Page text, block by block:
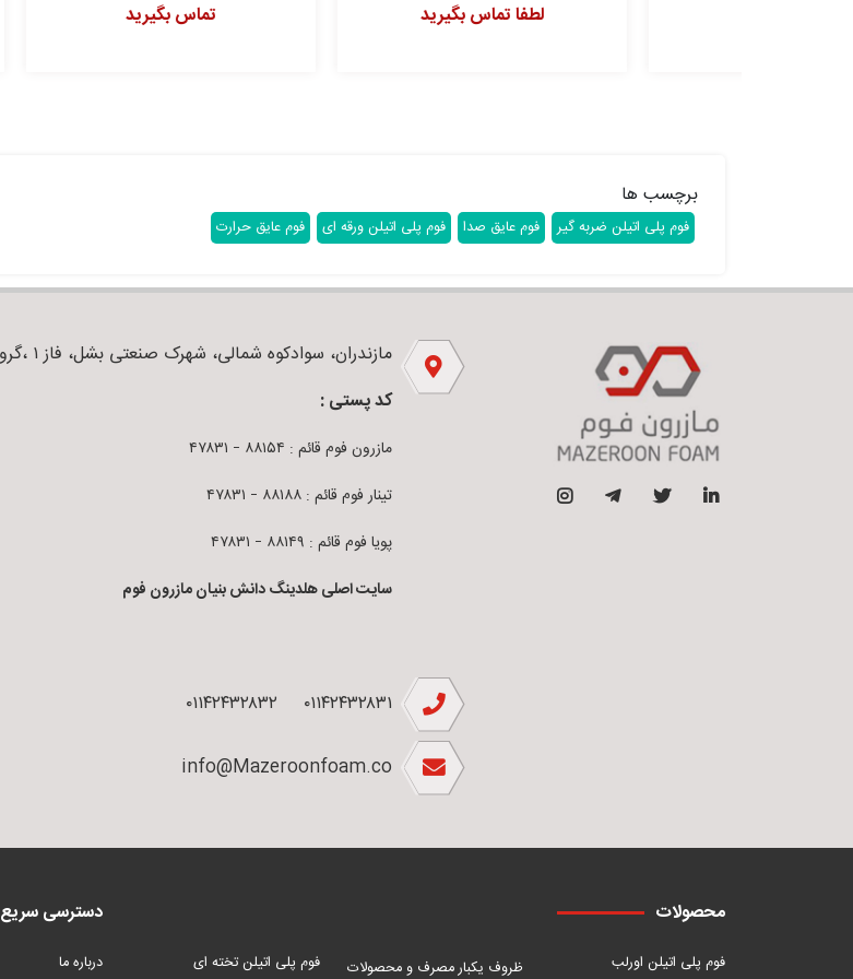
لطفا تماس بگیرید
برچسب ها
فوم پلی اتیلن ضربه گیر فوم عایق صدا فوم پلی اتیلن ورقه ای فوم عایق حرارت
مازندران، سوادکوه شمالی، شهرک صنعتی بشل، فاز ۱ ،گروه صنعتی مازرون فوم
کد پستی :
مازرون فوم قائم : ۸۸۱۵۴ – ۴۷۸۳۱
تینار فوم قائم : ۸۸۱۸۸ – ۴۷۸۳۱
پویا فوم قائم : ۸۸۱۴۹ – ۴۷۸۳۱
سایت اصلی هلدینگ دانش بنیان مازرون فوم
۰۱۱۴۲۴۳۲۸۳۱ ۰۱۱۴۲۴۳۲۸۳۲
info@Mazeroonfoam.co
محصولات
فوم پلی اتیلن اورلب ظروف یکبار مصرف و محصولات فوم پلی اتیلن تخته ای
دسترسی سریع
درباره ما